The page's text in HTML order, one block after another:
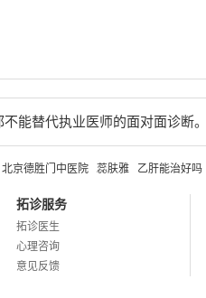
能替代执业医师的面对面诊断
北京德胜门中医院 蕊肤雅 乙肝能治好吗
拓诊服务
拓诊医生
心理咨询
意见反馈